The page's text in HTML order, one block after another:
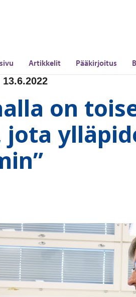
Artikkelit Pääkirjoitus
13.6.2022
on
jota